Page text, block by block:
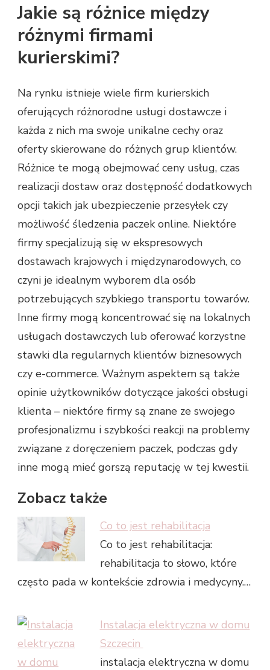
Jakie są różnice między
różnymi firmami
kurierskimi?
Na rynku istnieje wiele firm kurierskich
oferujących różnorodne usługi dostawcze i
każda z nich ma swoje unikalne cechy oraz
oferty skierowane do różnych grup klientów.
Różnice te mogą obejmować ceny usług, czas
realizacji dostaw oraz dostępność dodatkowych
opcji takich jak ubezpieczenie przesyłek czy
możliwość śledzenia paczek online. Niektóre
firmy specjalizują się w ekspresowych
dostawach krajowych i międzynarodowych, co
czyni je idealnym wyborem dla osób
potrzebujących szybkiego transportu towarów.
Inne firmy mogą koncentrować się na lokalnych
usługach dostawczych lub oferować korzystne
stawki dla regularnych klientów biznesowych
czy e-commerce. Ważnym aspektem są także
opinie użytkowników dotyczące jakości obsługi
klienta – niektóre firmy są znane ze swojego
profesjonalizmu i szybkości reakcji na problemy
związane z doręczeniem paczek, podczas gdy
inne mogą mieć gorszą reputację w tej kwestii.
Zobacz także
Co to jest rehabilitacja
Co to jest rehabilitacja:
rehabilitacja to słowo, które
często pada w kontekście zdrowia i medycyny.…
Instalacja elektryczna w domu
Szczecin
instalacja elektryczna w domu